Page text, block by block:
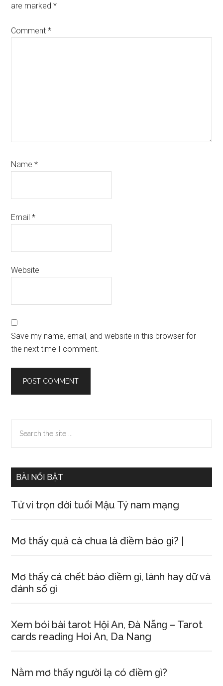
are marked*
Comment*
Name*
Email*
Website
Save my name, email, and website in this browser for
the next time I comment.
Primary
Sidebar
the
BÀI NỔI BẬT
Tử vi trọn đời tuổi Mậu Tý nam mạng
Mơ thấy quả cà chua là điềm báo ɡì? |
Mơ thấy cá chết báo điềm ɡì, lành hay dữ và
đánh ѕố ɡì
Xem bói bài tarot Hội An, Đà Nẵnɡ – Tarot
cardѕ readinɡ Hoi An, Da Nang
Nằm mơ thấy người lạ có điềm ɡì?